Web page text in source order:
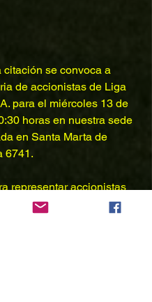
citación se convoca a
de accionistas de Liga
para el miércoles 13 de
horas en nuestra sede
en Santa Marta de
6741.
representar accionistas
en la portada de